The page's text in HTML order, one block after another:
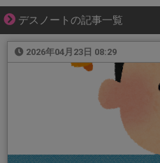
デスノートの記事一覧
2026年04月23日 08:29